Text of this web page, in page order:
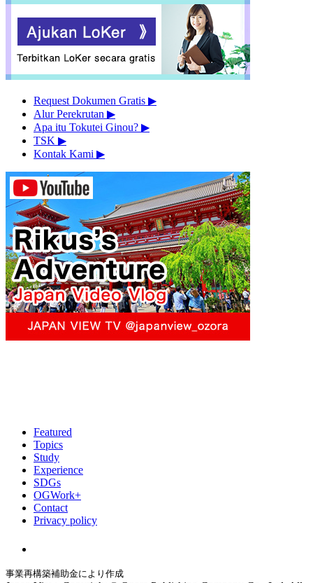
Request Dokumen Gratis ▶︎
Alur Perekrutan ▶︎
Apa itu Tokutei Ginou? ▶︎
TSK ▶︎
Kontak Kami ▶︎
Featured
Topics
Study
Experience
SDGs
OGWork+
Contact
Privacy policy
事業再構築補助金により作成